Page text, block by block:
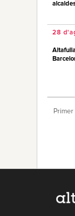
28
Primer
1690